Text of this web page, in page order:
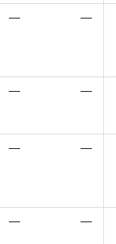
— —
— —
— —
— —